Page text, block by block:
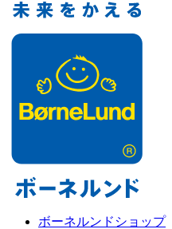
ボーネルンドショップ